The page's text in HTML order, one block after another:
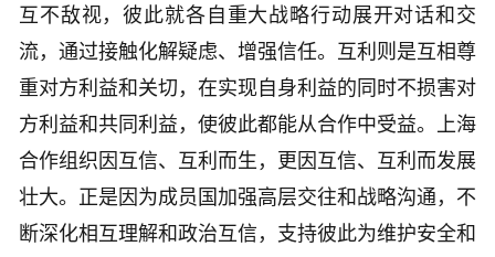
互不敌视，彼此就各自重大战略行动展开对话和交
流，通过接触化解疑虑、增强信任。互利则是互相尊
重对方利益和关切，在实现自身利益的同时不损害对
方利益和共同利益，使彼此都能从合作中受益。上海
合作组织因互信、互利而生，更因互信、互利而发展
壮大。正是因为成员国加强高层交往和战略沟通，不
断深化相互理解和政治互信，支持彼此为维护安全和